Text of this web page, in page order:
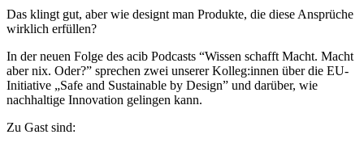
Das klingt gut, aber wie designt man Produkte, die diese Ansprüche
wirklich erfüllen?
In der neuen Folge des acib Podcasts “Wissen schafft Macht. Macht
aber nix. Oder?” sprechen zwei unserer Kolleg:innen über die EU-
Initiative „Safe and Sustainable by Design” und darüber, wie
nachhaltige Innovation gelingen kann.
Zu Gast sind: